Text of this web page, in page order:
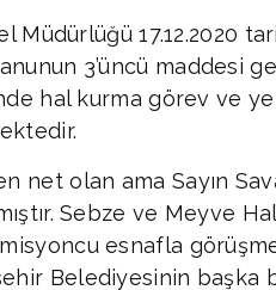
17.12.2020
3’üncü maddesi
hal kurma görev ve
olan ama Sayın
Sebze ve Meyve
esnafla
Belediyesinin başka